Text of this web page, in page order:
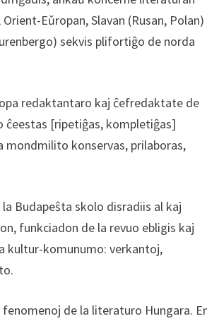
Eǔropan, Slavan (Rusan, Polan)
sekvis plifortiĝo de norda
redaktantaro kaj ĉefredaktate de
ĉeestas [ripetiĝas, kompletiĝas]
mondmilito konservas, prilaboras,
Budapeŝta skolo disradiis al kaj
funkciadon de la revuo ebligis kaj
kultur-komunumo: verkantoj,
de la literaturo Hungara.